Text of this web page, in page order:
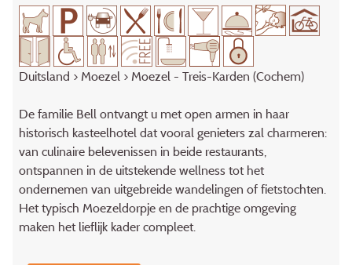
Duitsland > Moezel> Moezel - Treis-Karden (Cochem)
De familie Bell ontvangt u met open armen in haar
historisch kasteelhotel dat vooral genieters zal charmeren:
van culinaire belevenissen in beide restaurants,
ontspannen in de uitstekende wellness tot het
ondernemen van uitgebreide wandelingen of fietstochten.
Het typisch Moezeldorpje en de prachtige omgeving
maken het lieflijk kader compleet.